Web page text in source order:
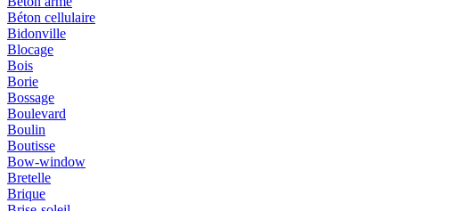
Béton cellulaire
Bidonville
Blocage
Bois
Borie
Bossage
Boulevard
Boulin
Boutisse
Bow-window
Bretelle
Brique